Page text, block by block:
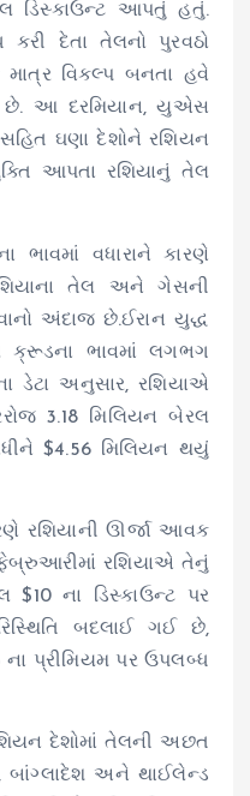
ડિસ્કાઉન્ટ આપતું હતું.
દેતા તેલનો પુરવઠો
વિકલ્પ બનતા હવે
છે. આ દરમિયાન, યુએસ
સહિત ઘણા દેશોને રશિયન
આપતા રશિયાનું તેલ
ભાવમાં વધારાને કારણે
તેલ અને ગેસની
અંદાજ છે.ઈરાન યુદ્ધ
ભાવમાં લગભગ
ડેટા અનુસાર, રશિયાએ
3.18 મિલિયન બેરલ
$4.56 મિલિયન થયું
રશિયાની ઊર્જા આવક
રશિયાએ તેનું
ના ડિસ્કાઉન્ટ પર
બદલાઈ ગઈ છે,
પ્રીમિયમ પર ઉપલબ્ધ
દેશોમાં તેલની અછત
બાંગ્લાદેશ અને થાઈલેન્ડ